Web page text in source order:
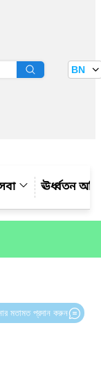
BN
ঊর্ধ্বতন
মতামত প্রদান করুন